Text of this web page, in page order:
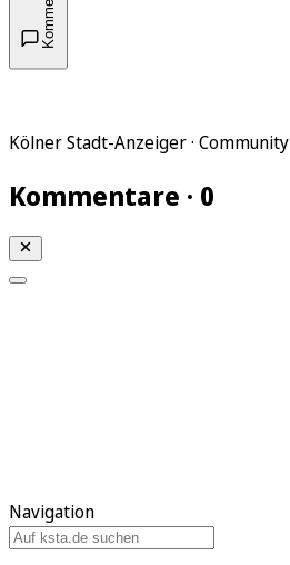
Kölner Stadt-Anzeiger · Community
Kommentare · 0
Navigation